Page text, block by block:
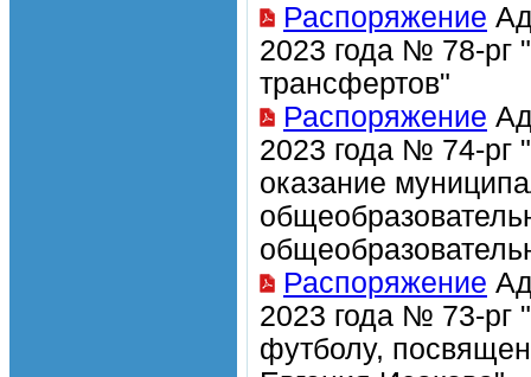
Распоряжение
2023 года № 78-рг
трансфертов"
Распоряжение
2023 года № 74-рг
оказание
Распоряжение
2023 года № 73-рг
футболу,